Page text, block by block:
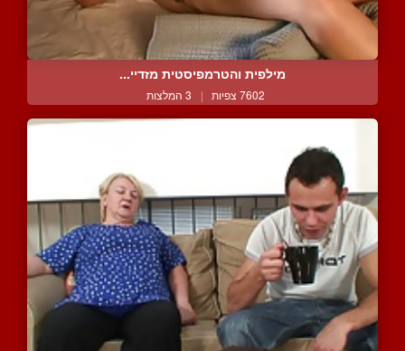
מילפית והטרמפיסטית מזדיי...
7602 צפיות | 3 המלצות